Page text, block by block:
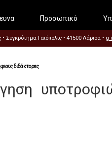
Προσωπικό
Γαιόπολις • 41500 Λάρισα • g-
διδάκτορες